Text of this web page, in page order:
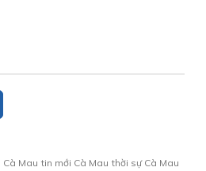
Cà Mau tin mới Cà Mau thời sự Cà Mau